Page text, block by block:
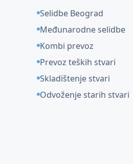
Selidbe Beograd
Međunarodne selidbe
Kombi prevoz
Prevoz teških stvari
Skladištenje stvari
Odvoženje starih stvari